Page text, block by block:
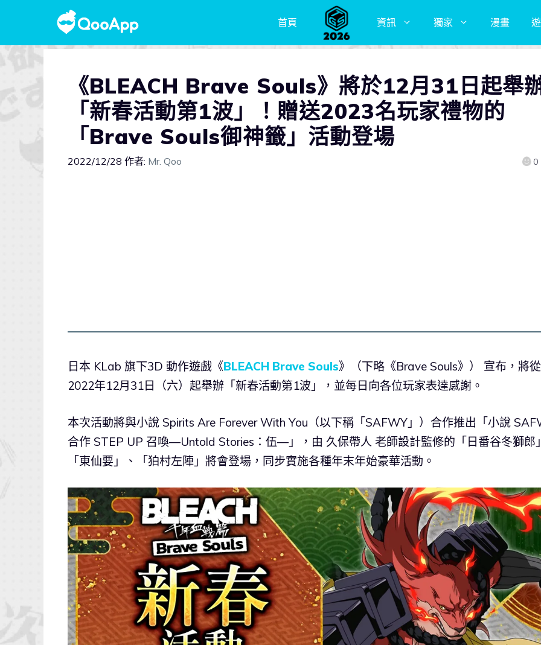
首頁 資訊 獨家 漫畫
《BLEACH Brave Souls》將於12月31日起舉
「新春活動第1波」！贈送2023名玩家禮物的
「Brave Souls御神籤」活動登場
2022/12/28 作者: Mr. Qoo 0
日本 KLab 旗下3D 動作遊戲《BLEACH Brave Souls》（下略《Brave Souls》） 宣布，將從
2022年12月31日（六）起舉辦「新春活動第1波」，並每日向各位玩家表達感謝。
本次活動將與小說 Spirits Are Forever With You（以下稱「SAFWY」）合作推出「小說
合作 STEP UP 召喚―Untold Stories：伍―」，由 久保帶人 老師設計監修的「日番谷冬獅郎
「東仙要」、「狛村左陣」將會登場，同步實施各種年末年始豪華活動。